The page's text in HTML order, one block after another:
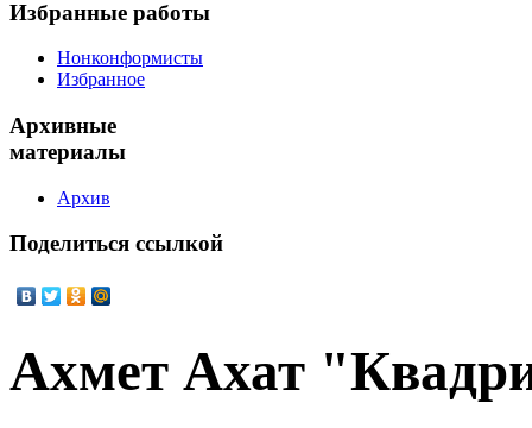
Избранные работы
Нонконформисты
Избранное
Архивные
материалы
Архив
Поделиться ссылкой
Ахмет Ахат